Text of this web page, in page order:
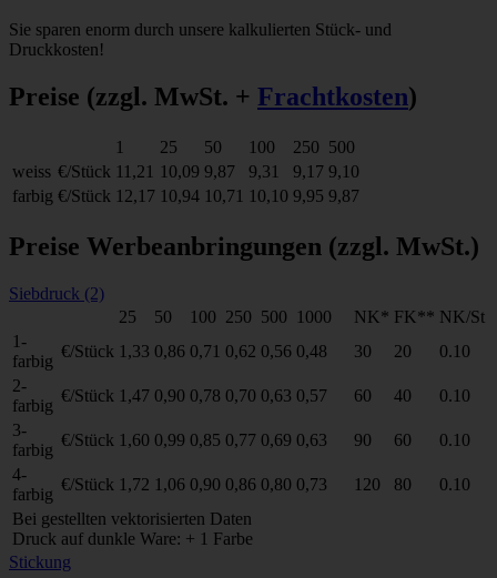
Sie sparen enorm durch unsere kalkulierten Stück- und
Druckkosten!
Preise (zzgl. MwSt. + Frachtkosten)
1 25 50 100 250 500
weiss €/Stück 11,21 10,09 9,87 9,31 9,17 9,10
farbig €/Stück 12,17 10,94 10,71 10,10 9,95 9,87
Preise Werbeanbringungen (zzgl. MwSt.)
Siebdruck (2)
25
50 100 250 500 1000 NK* FK** NK/St
1-
farbig
€/Stück 1,33 0,86 0,71 0,62 0,56 0,48 30 20
0.10
2-
farbig
€/Stück 1,47 0,90 0,78 0,70 0,63 0,57 60 40
0.10
3-
farbig
€/Stück 1,60 0,99 0,85 0,77 0,69 0,63 90 60
0.10
4-
farbig
€/Stück 1,72 1,06 0,90 0,86 0,80 0,73 120 80
0.10
Bei gestellten vektorisierten Daten
Druck auf dunkle Ware: + 1 Farbe
Stickung